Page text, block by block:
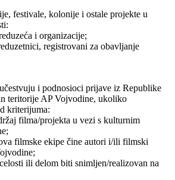
festivale, kolonije i ostale projekte u
i organizacije;
registrovani za obavljanje
i podnosioci prijave iz Republike
teritorije AP Vojvodine, ukoliko
kriterijuma:
filma/projekta u vezi s kulturnim
filmske ekipe čine autori i/ili filmski
ili delom biti snimljen/realizovan na